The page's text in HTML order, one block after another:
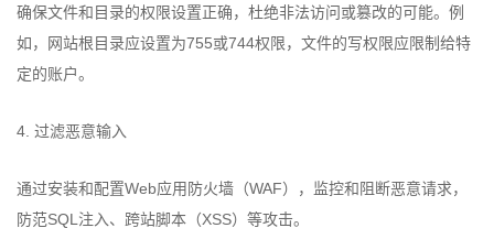
确保文件和目录的权限设置正确，杜绝非法访问或篡改的可能。例
如，网站根目录应设置为755或744权限，文件的写权限应限制给特
定的账户。
4. 过滤恶意输入
通过安装和配置Web应用防火墙（WAF），监控和阻断恶意请求，
防范SQL注入、跨站脚本（XSS）等攻击。